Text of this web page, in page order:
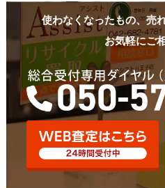
使わなくなったもの、売
お気軽にご